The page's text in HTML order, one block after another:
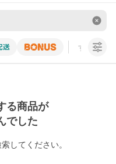
すべての条
る商品が
でした
してください。